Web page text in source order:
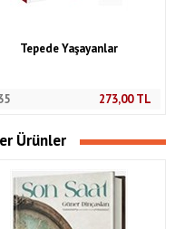
Tepede Yaşayanlar
273,00TL
Ürünler